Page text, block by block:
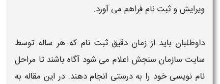
ویرایش وثبت نام فراهم می‌ آورد.
داوطلبان باید از زمان دقیق ثبت نام که هر ساله توسط
سایت سازمان سنجش اعلام می شود آگاه باشند تا مراحل
نام‌ نویسی خود را به درستی انجام دهند. در این مقاله به